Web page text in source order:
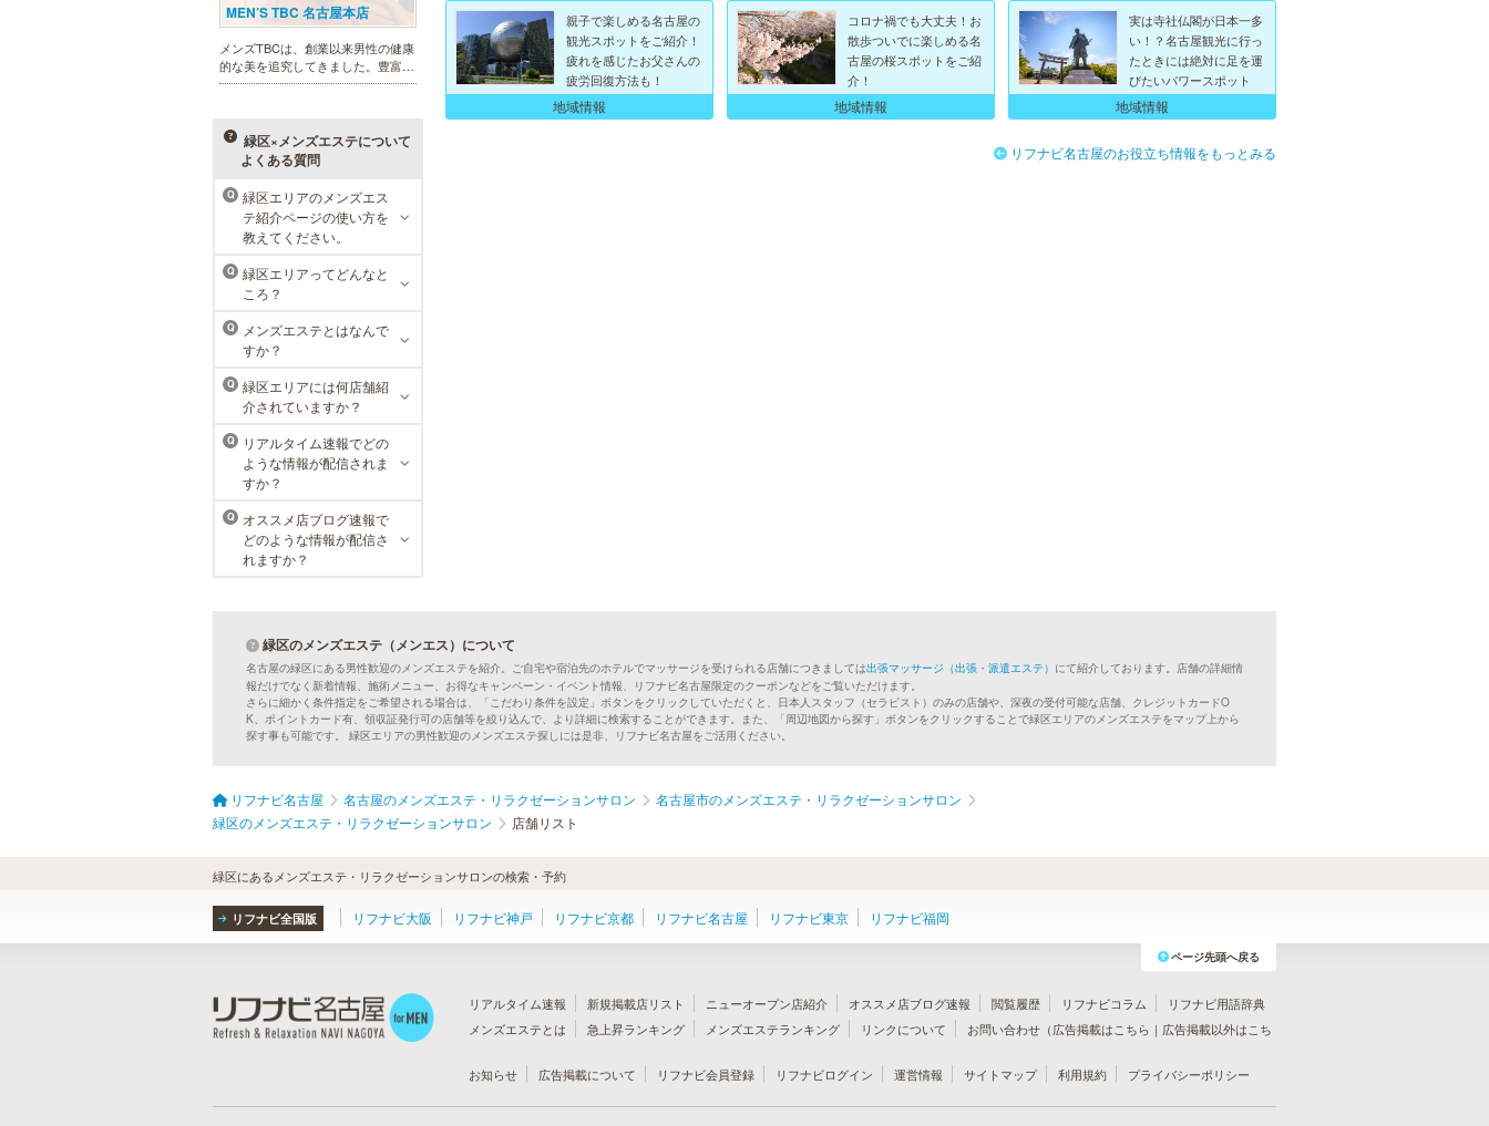
MEN’S TBC 名古屋本店
メンズTBCは、創業以来男性の健康
的な美を追究してきました。豊富な
脱毛メニューを始め、フェイシャル
べる種類の多さで初めての方も安心
です。
ラ・パルレ 名古屋本店
ラ・パルレでは、内側からも外側か
らも健康的に美しく男性をサポー
ト。脱メタボリックやダイエット、
マッチョコースやにきび内外コー
ス、アロマトリートメント等多彩な
メニューをご用意。お得な体験コー
緑区×メンズエステについて
よくある質問
Q
緑区エリアのメンズエス
テ紹介ページの使い方を
教えてください。
Q
緑区エリアってどんなと
ころ？
Q
メンズエステとはなんで
すか？
Q
緑区エリアには何店舗紹
介されていますか？
Q
リアルタイム速報でどの
ような情報が配信されま
すか？
Q
オススメ店ブログ速報で
どのような情報が配信さ
れますか？
親子で楽しめる名古屋の
観光スポットをご紹介！
疲れを感じたお父さんの
疲労回復方法も！
地域情報
コロナ禍でも大丈夫！お
散歩ついでに楽しめる名
古屋の桜スポットをご紹
介！
地域情報
実は寺社仏閣が日本一多
い！？名古屋観光に行っ
たときには絶対に足を運
びたいパワースポット
地域情報
リフナビ名古屋のお役立ち情報をもっとみる
緑区のメンズエステ（メンエス）について
名古屋の緑区にある男性歓迎のメンズエステを紹介。ご自宅や宿泊先のホテルでマッサージを受けられる店舗につきましては出張マッサージ（出張・派遣エステ） にて紹介しております。店舗の詳細情
報だけでなく新着情報、施術メニュー、お得なキャンペーン・イベント情報、リフナビ名古屋限定のクーポンなどをご覧いただけます。
さらに細かく条件指定をご希望される場合は、「こだわり条件を設定」ボタンをクリックしていただくと、日本人スタッフ（セラピスト）のみの店舗や、深夜の受付可能な店舗、クレジットカードO
K、ポイントカード有、領収証発行可の店舗等を絞り込んで、より詳細に検索することができます。また、「周辺地図から探す」ボタンをクリックすることで緑区エリアのメンズエステをマップ上から
探す事も可能です。 緑区エリアの男性歓迎のメンズエステ探しには是非、リフナビ名古屋をご活用ください。
リフナビ名古屋 名古屋のメンズエステ・リラクゼーションサロン
名古屋市のメンズエステ・リラクゼーションサロン
緑区のメンズエステ・リラクゼーションサロン
店舗リスト
緑区にあるメンズエステ・リラクゼーションサロンの検索・予約
リフナビ全国版 リフナビ大阪 リフナビ神戸 リフナビ京都 リフナビ名古屋 リフナビ東京 リフナビ福岡
ページ先頭へ戻る
リアルタイム速報 新規掲載店リスト ニューオープン店紹介 オススメ店ブログ速報 閲覧履歴 リフナビコラム
リフナビ用語辞典
メンズエステとは
急上昇ランキング メンズエステランキング リンクについて お問い合わせ（広告掲載はこちら ｜ 広告掲載以外はこち
お知らせ
広告掲載について リフナビ会員登録 リフナビログイン 運営情報 サイトマップ 利用規約 プライバシーポリシー